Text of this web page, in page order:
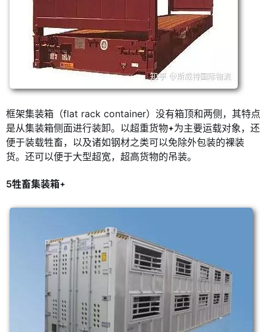
框架集装箱（flat rack container）没有箱顶和两侧，其特点
是从集装箱侧面进行装卸。以超重货物 为主要运载对象，还
便于装载牲畜，以及诸如钢材之类可以免除外包装的裸装
货。还可以便于大型超宽，超高货物的吊装。
5牲畜集装箱